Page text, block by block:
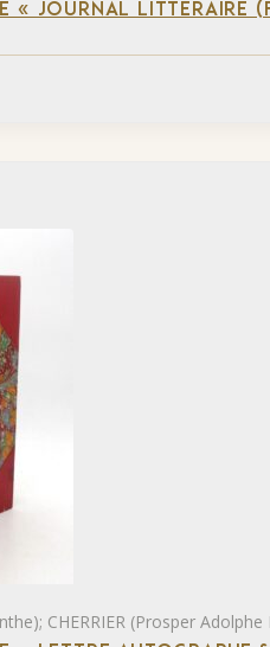
« JOURNAL LITTÉRAIRE
CHERRIER (Prosper